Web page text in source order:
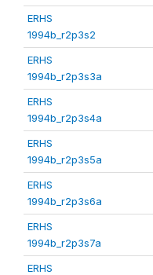
ERHS
1994b_r2p3s2
ERHS
1994b_r2p3s3a
ERHS
1994b_r2p3s4a
ERHS
1994b_r2p3s5a
ERHS
1994b_r2p3s6a
ERHS
1994b_r2p3s7a
ERHS